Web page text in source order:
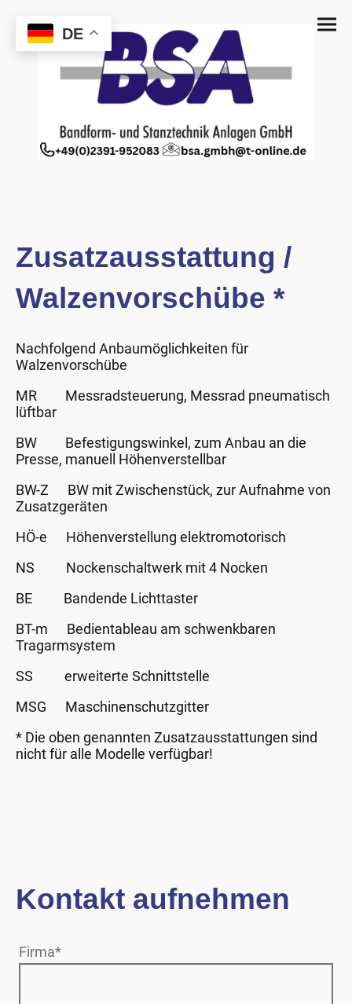
Zusatzausstattung /
Walzenvorschübe *
Nachfolgend Anbaumöglichkeiten für
Walzenvorschübe
MR Messradsteuerung, Messrad pneumatisch
lüftbar
BW Befestigungswinkel, zum Anbau an die
Presse, manuell Höhenverstellbar
BW-Z BW mit Zwischenstück, zur Aufnahme von
Zusatzgeräten
HÖ-e Höhenverstellung elektromotorisch
NS Nockenschaltwerk mit 4 Nocken
BE Bandende Lichttaster
BT-m Bedientableau am schwenkbaren
Tragarmsystem
SS erweiterte Schnittstelle
MSG Maschinenschutzgitter
* Die oben genannten Zusatzausstattungen sind
nicht für alle Modelle verfügbar!
Kontakt aufnehmen
Firma*
DE